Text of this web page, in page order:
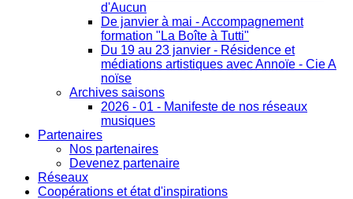
d'Aucun
De janvier à mai - Accompagnement
formation "La Boîte à Tutti"
Du 19 au 23 janvier - Résidence et
médiations artistiques avec Annoïe - Cie A
noïse
Archives saisons
2026 - 01 - Manifeste de nos réseaux
musiques
Partenaires
Nos partenaires
Devenez partenaire
Réseaux
Coopérations et état d'inspirations